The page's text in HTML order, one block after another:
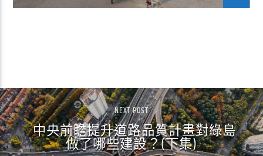
NEXT POST
中央前瞻提升道路品質計畫對綠島
做了哪些建設？(下集)